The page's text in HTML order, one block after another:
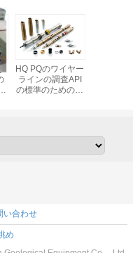
HQ PQのワイヤー
ラインの調査API
の標準のための鋭
い合わせ
め